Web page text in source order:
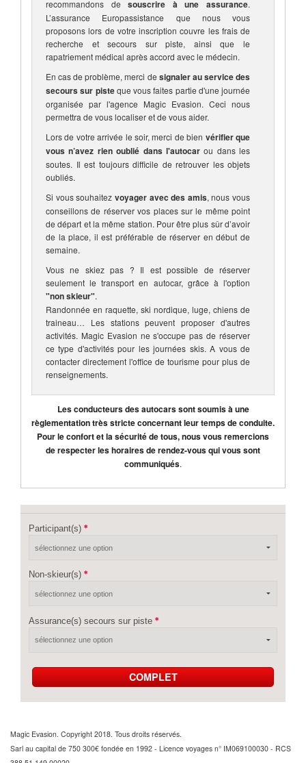
recommandons desouscrire à une assurance.
L’assurance Europassistance que nous vous
proposons lors de votre inscription couvre les frais de
recherche et secours sur piste, ainsi que le
rapatriement médical après accord avec le médecin.
En cas de problème, merci de signaler au service des
secours sur pisteque vous faites partie d'une journée
organisée par l'agence Magic Evasion. Ceci nous
permettra de vous localiser et de vous aider.
Lors de votre arrivée le soir, merci de bien vérifier que
vous n’avez rien oublié dans l'autocarou dans les
soutes. Il est toujours difficile de retrouver les objets
oubliés.
Si vous souhaitez voyager avec des amis, nous vous
conseillons de réserver vos places sur le même point
de départ et la même station. Pour être plus sûr d’avoir
de la place, il est préférable de réserver en début de
semaine.
Vous ne skiez pas ? Il est possible de réserver
seulement le transport en autocar, grâce à l'option
"non skieur".
Randonnée en raquette, ski nordique, luge, chiens de
traineau… Les stations peuvent proposer d'autres
activités. Magic Evasion ne s'occupe pas de réserver
ce type d'activités pour les journées skis. A vous de
contacter directement l'office de tourisme pour plus de
renseignements.
Les conducteurs des autocars sont soumis à une
règlementation très stricte concernant leur temps de conduite.
Pour le confort et la sécurité de tous, nous vous remercions
de respecter les horaires de rendez-vous qui vous sont
communiqués.
Participant(s)
Non-skieur(s)
Assurance(s) secours sur piste
COMPLET
Magic Evasion. Copyright 2018. Tous droits réservés.
Sarl au capital de 750 300€ fondée en 1992 - Licence voyages n° IM069100030 - RCS